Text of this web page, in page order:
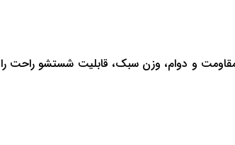
و دوام، وزن سبک، قابلیت شستشو راحت را